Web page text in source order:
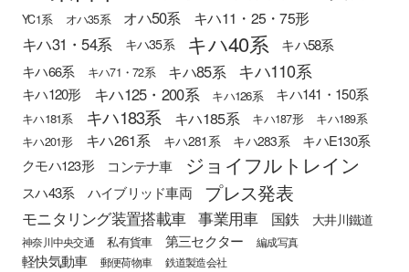
YC1系 オハ35系 オハ50系 キハ11・25・75形
キハ31・54系 キハ35系 キハ40系 キハ58系
キハ66系 キハ71・72系 キハ85系 キハ110系
キハ120形 キハ125・200系 キハ126系 キハ141・150系
キハ181系 キハ183系 キハ185系 キハ187形
キハ189系
キハ201形
キハ261系 キハ281系 キハ283系
キハE130系
クモハ123形
コンテナ車 ジョイフルトレイン
スハ43系 ハイブリッド車両 プレス発表
モニタリング装置搭載車 事業用車 国鉄 大井川鐵道
神奈川中央交通 私有貨車 第三セクター 編成写真
軽快気動車 郵便荷物車 鉄道製造会社